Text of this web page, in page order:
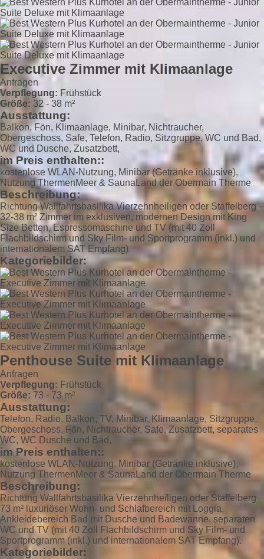
Executive Zimmer mit Klimaanlage
Anfragen
Verpflegung: Frühstück
Größe: 32 - 38 m²
Ausstattung:
Balkon, Fön, Klimaanlage, Minibar, Nichtraucher,
Obergeschoss, Safe, Telefon, Radio, Sitzgruppe, WC und Bad,
WC und Dusche, Zusatzbett,
im Preis enthalten::
kostenlose WLAN-Nutzung, Minibar (Getränke inklusive),
Nutzung ThermenMeer & SaunaLand der Obermain Therme
Beschreibung:
Richtung Wallfahrtsbasilika Vierzehnheiligen oder Staffelberg –
32-38 m² Zimmer im exklusiven, modernen Design mit King
Size Betten, Espressomaschine und TV (mit 40 Zoll
Flachbildschirm und Sky Film- und Sportprogramm (inkl.) und
internationalem SAT Empfang).
Kategoriebilder:
Penthouse Suite mit Klimaanlage
Anfragen
Verpflegung: Frühstück
Größe: 73 - 73 m²
Ausstattung:
Telefon, Radio, Balkon, TV, Minibar, Klimaanlage, Sitzgruppe,
Obergeschoss, Fön, Nichtraucher, Safe, Zusatzbett, separates
WC, WC Dusche und Bad,
im Preis enthalten::
kostenlose WLAN-Nutzung, Minibar (Getränke inklusive),
Nutzung ThermenMeer & SaunaLand der Obermain Therme
Beschreibung:
Richtung Wallfahrtsbasilika Vierzehnheiligen oder Staffelberg
73 m² luxuriöser Wohn- und Schlafbereich mit Loggia,
Ankleidebereich Bad mit Dusche und Badewanne, separaten
WC und TV (mit 40 Zoll Flachbildschirm und Sky Film- und
Sportprogramm (inkl.) und internationalem SAT Empfang).
Kategoriebilder: